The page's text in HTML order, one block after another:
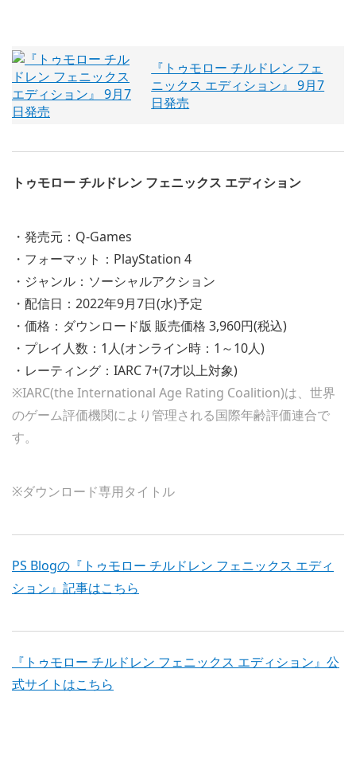
『トゥモロー チルドレン フェ
ニックス エディション』 9月7
日発売
トゥモロー チルドレン フェニックス エディション
・発売元：Q-Games
・フォーマット：PlayStation 4
・ジャンル：ソーシャルアクション
・配信日：2022年9月7日(水)予定
・価格：ダウンロード版 販売価格 3,960円(税込)
・プレイ人数：1人(オンライン時：1～10人)
・レーティング：IARC 7+(7才以上対象)
※IARC(the International Age Rating Coalition)は、世界
のゲーム評価機関により管理される国際年齢評価連合で
す。
※ダウンロード専用タイトル
PS Blogの『トゥモロー チルドレン フェニックス エディ
ション』記事はこちら
『トゥモロー チルドレン フェニックス エディション』公
式サイトはこちら